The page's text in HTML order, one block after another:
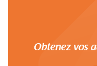
Obtenez vos